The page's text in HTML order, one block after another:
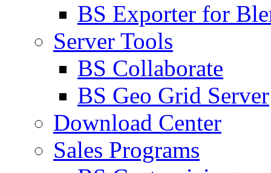
BS Exporter for
Server Tools
BS Collaborate
BS Geo Grid Server
Download Center
Sales Programs